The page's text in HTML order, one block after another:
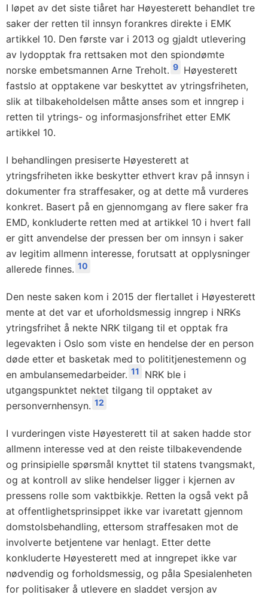
I løpet av det siste tiåret har Høyesterett behandlet tre
saker der retten til innsyn forankres direkte i EMK
artikkel 10. Den første var i 2013 og gjaldt utlevering
av lydopptak fra rettsaken mot den spiondømte
norske embetsmannen Arne Treholt. 9 Høyesterett
fastslo at opptakene var beskyttet av ytringsfriheten,
slik at tilbakeholdelsen måtte anses som et inngrep i
retten til ytrings- og informasjonsfrihet etter EMK
artikkel 10.
I behandlingen presiserte Høyesterett at
ytringsfriheten ikke beskytter ethvert krav på innsyn i
dokumenter fra straffesaker, og at dette må vurderes
konkret. Basert på en gjennomgang av flere saker fra
EMD, konkluderte retten med at artikkel 10 i hvert fall
er gitt anvendelse der pressen ber om innsyn i saker
av legitim allmenn interesse, forutsatt at opplysninger
allerede finnes. 10
Den neste saken kom i 2015 der flertallet i Høyesterett
mente at det var et uforholdsmessig inngrep i NRKs
ytringsfrihet å nekte NRK tilgang til et opptak fra
legevakten i Oslo som viste en hendelse der en person
døde etter et basketak med to polititjenestemenn og
en ambulansemedarbeider. 11
NRK ble i
utgangspunktet nektet tilgang til opptaket av
personvernhensyn. 12
I vurderingen viste Høyesterett til at saken hadde stor
allmenn interesse ved at den reiste tilbakevendende
og prinsipielle spørsmål knyttet til statens tvangsmakt,
og at kontroll av slike hendelser ligger i kjernen av
pressens rolle som vaktbikkje. Retten la også vekt på
at offentlighetsprinsippet ikke var ivaretatt gjennom
domstolsbehandling, ettersom straffesaken mot de
involverte betjentene var henlagt. Etter dette
konkluderte Høyesterett med at inngrepet ikke var
nødvendig og forholdsmessig, og påla Spesialenheten
for politisaker å utlevere en sladdet versjon av